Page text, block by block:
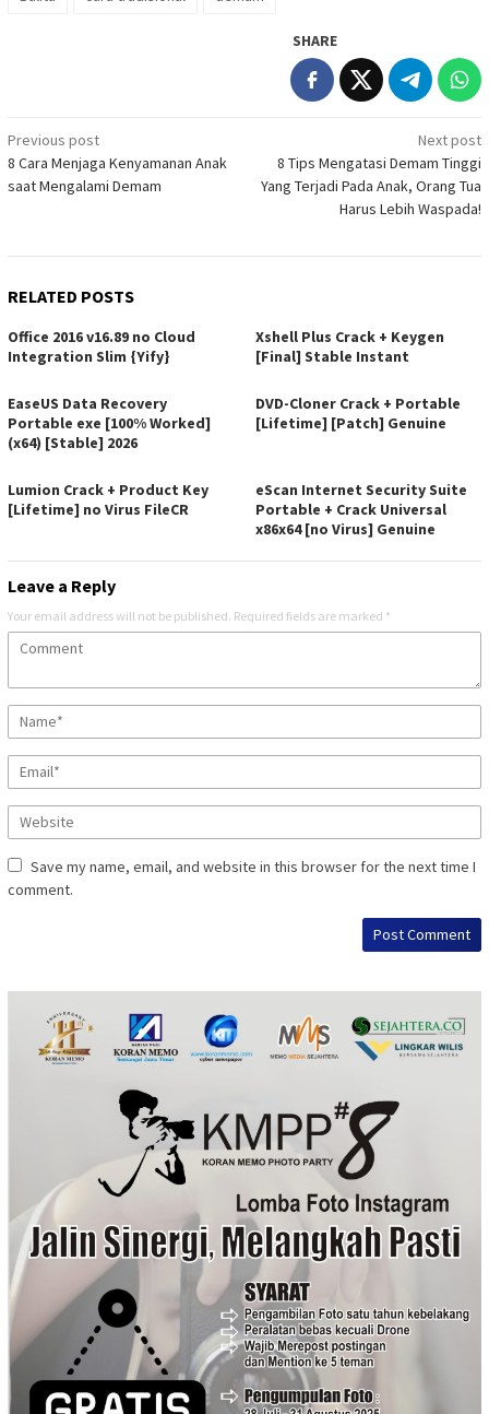
SHARE
Post
navigation
Previous post
8 Cara Menjaga Kenyamanan Anak
saat Mengalami Demam
Next post
8 Tips Mengatasi Demam Tinggi
Yang Terjadi Pada Anak, Orang Tua
Harus Lebih Waspada!
RELATED POSTS
Office 2016 v16.89 no Cloud
Integration Slim {Yify}
Xshell Plus Crack + Keygen
[Final] Stable Instant
EaseUS Data Recovery
Portable exe [100% Worked]
(x64) [Stable] 2026
DVD-Cloner Crack + Portable
[Lifetime] [Patch] Genuine
Lumion Crack + Product Key
[Lifetime] no Virus FileCR
eScan Internet Security Suite
Portable + Crack Universal
x86x64 [no Virus] Genuine
Leave a Reply
Your email address will not be published. Required fields are marked *
Save my name, email, and website in this browser for the next time I
comment.